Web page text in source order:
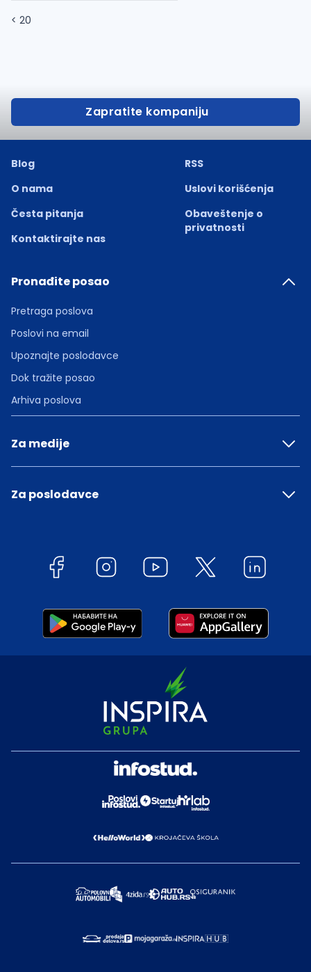
< 20
Zapratite kompaniju
Blog
O nama
Česta pitanja
Kontaktirajte nas
RSS
Uslovi korišćenja
Obaveštenje o
privatnosti
Pronađite posao
Pretraga poslova
Poslovi na email
Upoznajte poslodavce
Dok tražite posao
Arhiva poslova
Za medije
Za poslodavce